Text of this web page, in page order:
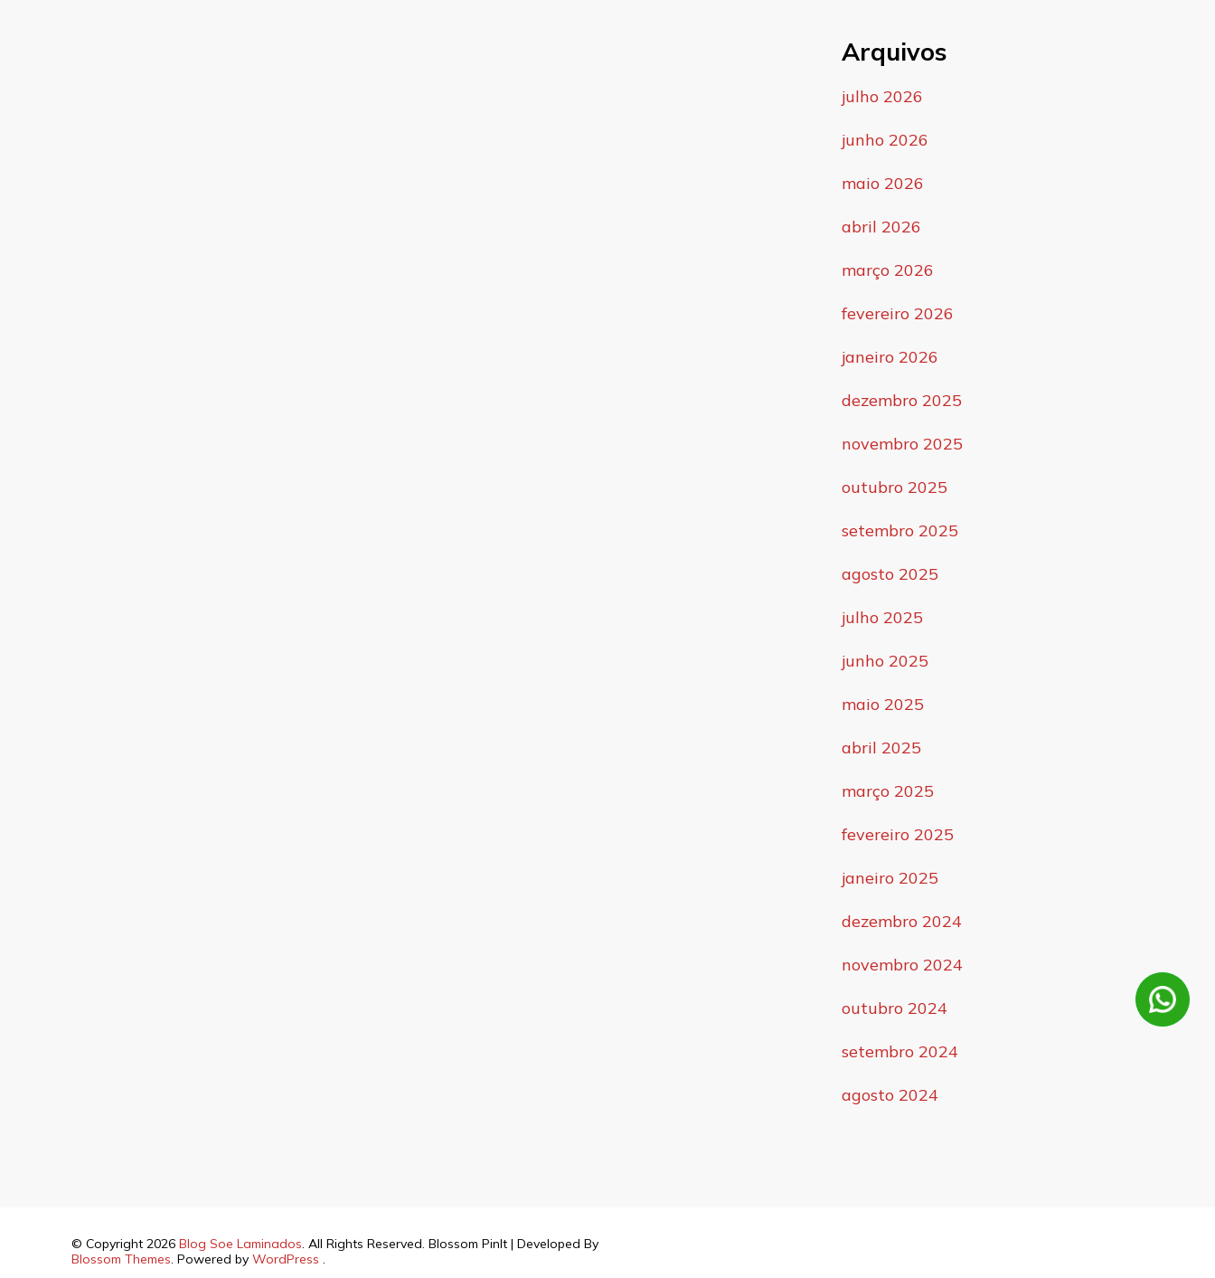
Arquivos
julho 2026
junho 2026
maio 2026
abril 2026
março 2026
fevereiro 2026
janeiro 2026
dezembro 2025
novembro 2025
outubro 2025
setembro 2025
agosto 2025
julho 2025
junho 2025
maio 2025
abril 2025
março 2025
fevereiro 2025
janeiro 2025
dezembro 2024
novembro 2024
outubro 2024
setembro 2024
agosto 2024
© Copyright 2026 Blog Soe Laminados. All Rights Reserved. Blossom PinIt | Developed By
Blossom Themes. Powered by WordPress .